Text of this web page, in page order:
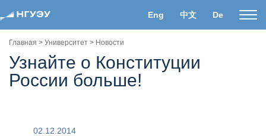
Eng 中文 De
Главная > Университет > Новости
Узнайте о Конституции
России больше!
02.12.2014